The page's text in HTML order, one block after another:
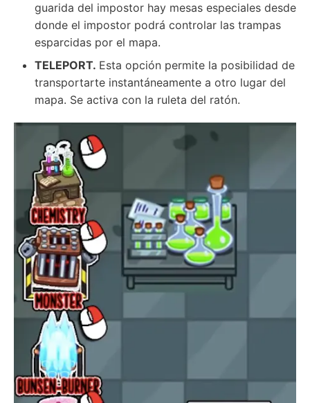
guarida del impostor hay mesas especiales desde
donde el impostor podrá controlar las trampas
esparcidas por el mapa.
TELEPORT. Esta opción permite la posibilidad de
transportarte instantáneamente a otro lugar del
mapa. Se activa con la ruleta del ratón.